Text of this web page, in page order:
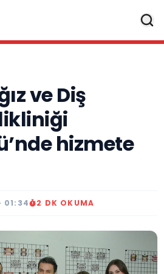
ve Diş
hizmete
01:34 2 DK OKUMA